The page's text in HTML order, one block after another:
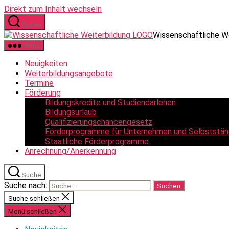
Direkt zum Inhalt wechseln
Suche
Wissenschaftliche
Menü
Neuigkeiten
Weiterbildungsangebote
Termine
Förderung
Bildungskredite und Studiendarlehen
Bildungsurlaub
Qualifizierungschancengesetz
Förderprogramme für Unternehmen und
Staatliche Förderprogramme
Anrechnung/Anerkennung
Suche
Suche nach:
Suche schließen
Menü schließen